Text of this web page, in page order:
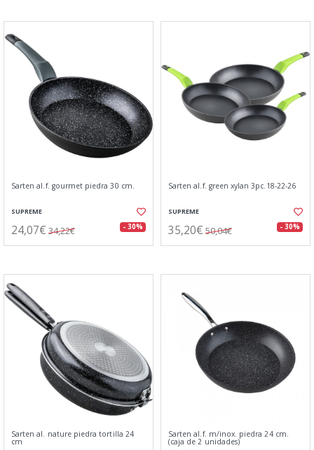
Sarten al.f. gourmet piedra 30 cm.
SUPREME
24,07€ 34,22€ - 30%
Sarten al.f. green xylan 3pc.18-22-26
SUPREME
35,20€ 50,04€ - 30%
Sarten al. nature piedra tortilla 24
cm
Sarten al.f. m/inox. piedra 24 cm.
(caja de 2 unidades)